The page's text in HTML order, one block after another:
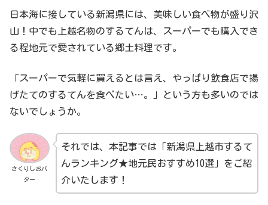
日本海に接している新潟県には、美味しい食べ物が盛り沢
山！中でも上越名物のするてんは、スーパーでも購入でき
る程地元で愛されている郷土料理です。
「スーパーで気軽に買えるとは言え、やっぱり飲食店で揚
げたてのするてんを食べたい…。」という方も多いのでは
ないでしょうか。
さくりしおバ
ター
それでは、本記事では「新潟県上越市するて
んランキング★地元民おすすめ10選」をご紹
介いたします！